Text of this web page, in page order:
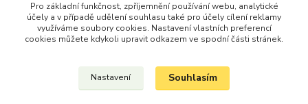
Kontaktujte nás
Tel.: + 420 777 282 683
Pro základní funkčnost, zpříjemnění používání webu, analytické
účely a v případě udělení souhlasu také pro účely cílení reklamy
využíváme soubory cookies. Nastavení vlastních preferencí
cookies můžete kdykoli upravit odkazem ve spodní části stránek.
Nastavení Souhlasím